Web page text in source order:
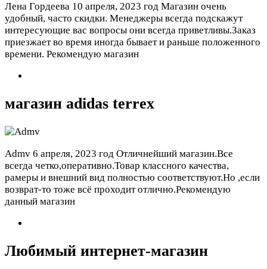
Лена Гордеева 10 апреля, 2023 год Магазин очень
удобный, часто скидки. Менеджеры всегда подскажут
интересующие вас вопросы они всегда приветливы.Заказ
приезжает во время иногда бывает и раньше положенного
времени. Рекомендую магазин
магазин adidas terrex
Admv 6 апреля, 2023 год Отличнейший магазин.Все
всегда четко,оперативно.Товар классного качества,
рамеры и внешний вид полностью соответствуют.Но ,если
возврат-то тоже всё проходит отлично.Рекомендую
данный магазин
Любимый интернет-магазин